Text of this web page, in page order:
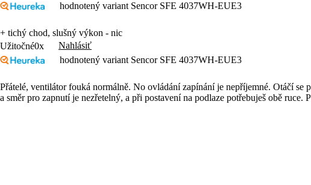
hodnotený variant Sencor SFE 4037WH-EUE3
+ tichý chod, slušný výkon - nic
Užitočné0x
Nahlásiť
hodnotený variant Sencor SFE 4037WH-EUE3
Přátelé, ventilátor fouká normálně. No ovládání zapínání je nepříjemné. Otáčí se
a směr pro zapnutí je nezřetelný, a při postavení na podlaze potřebuješ obě ruce.